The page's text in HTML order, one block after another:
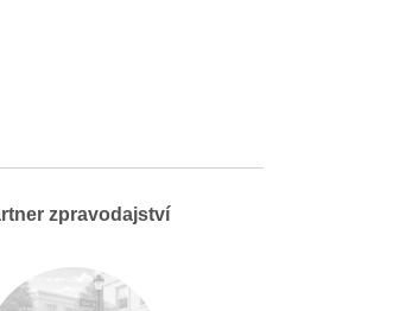
zpravodajství